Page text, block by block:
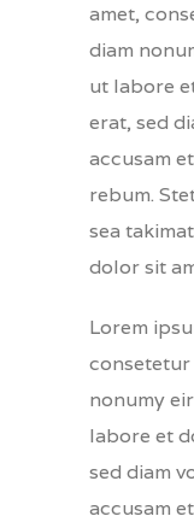
amet,
diam
ut labore
erat, sed
accusam
rebum.
sea
dolor sit
Lorem
consetetur
nonumy
labore et
sed diam
accusam